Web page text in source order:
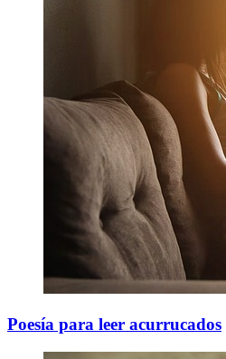
Poesía para leer acurrucados